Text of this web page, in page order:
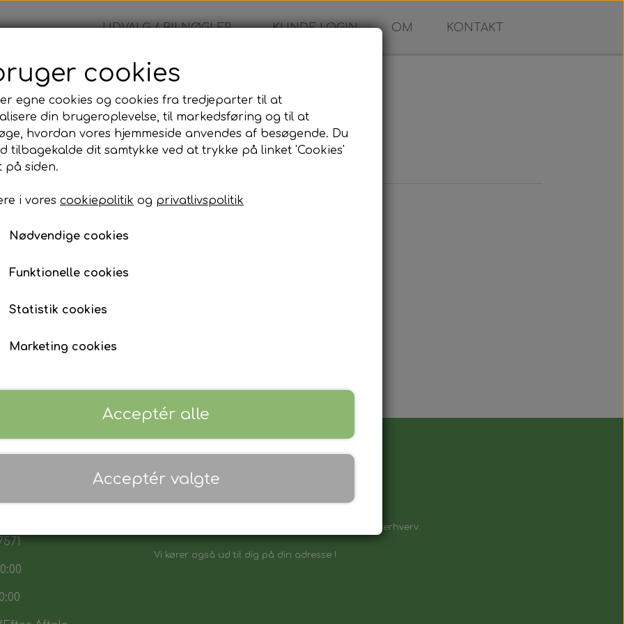
UDVALG / BILNØGLER KUNDE LOGIN OM KONTAKT
Nøgleblad
99,00 kr.
Nøgleblad
Lagerstatus:100 på lager
Antal
Vores sortiment henvender sig både til private & erhverv.
Vi kører også ud til dig på din adresse !
cookies
egne cookies og cookies fra tredjeparter til at
din brugeroplevelse, til markedsføring og til at
hvordan vores hjemmeside anvendes af besøgende. Du
tilbagekalde dit samtykke ved at trykke på linket 'Cookies'
på siden.
i vores cookiepolitik og privatlivspolitik
Nødvendige cookies
Funktionelle cookies
Statistik cookies
Marketing cookies
Acceptér alle
Acceptér valgte